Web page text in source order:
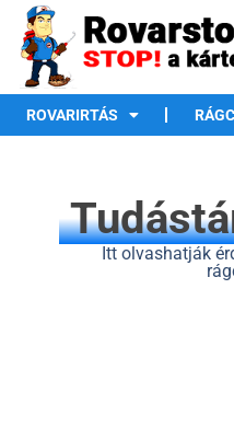
ROVARIRTÁS
Itt olvashatják